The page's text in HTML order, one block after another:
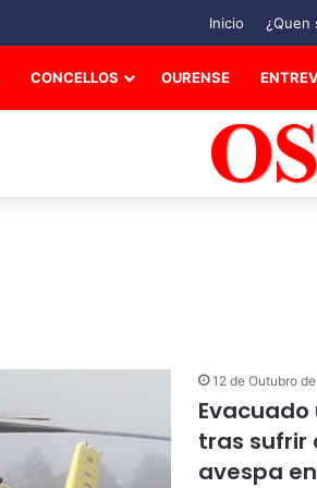
Inicio ¿Quen
CONCELLOS OURENSE
12 de Outubro
tras sufrir
avespa